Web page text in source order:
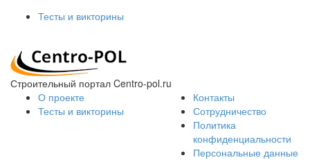
Тесты и викторины
Строительный портал Centro-pol.ru
О проекте
Тесты и викторины
Контакты
Сотрудничество
Политика
конфиденциальности
Персональные данные